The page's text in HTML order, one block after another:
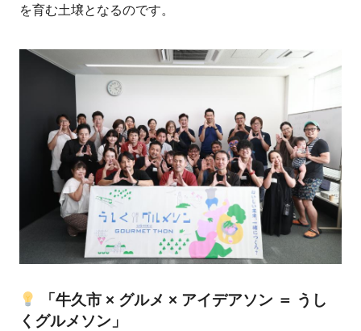
を育む土壌となるのです。
「牛久市 × グルメ × アイデアソン ＝ うし
くグルメソン」